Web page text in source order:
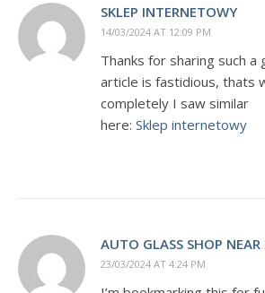
SKLEP INTERNETOWY
14/03/2024 AT 12:09 PM
Thanks for sharing such a
article is fastidious, thats
completely I saw similar
here: Sklep internetowy
AUTO GLASS SHOP
23/03/2024 AT 4:24 PM